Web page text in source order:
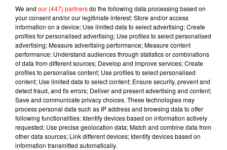
Cet élément est masqué compte-tenu du refus du
dépôt de cookies que vous avez exprimé. Si vous
souhaitez l'afficher, merci de nous donner votre accord
en cliquant sur le bouton ci-dessous.
Afficher l'élément
Wish - Asha et la bonne étoile •De Chris Buck, Fawn
Veerasunthorn… • Avec les voix en VF de Lambert Wilson,
Gérard Darmon, Isabelle Adjani… • Sortie le 22 novembre
2023
We and our (447) partnersdo the following data processing based on
your consent and/or our legitimate interest: Store and/or access
information on a device; Use limited data to select advertising; Create
profiles for personalised advertising; Use profiles to select personalised
advertising; Measure advertising performance; Measure content
performance; Understand audiences through statistics or combinations
of data from different sources; Develop and improve services; Create
profiles to personalise content; Use profiles to select personalised
content; Use limited data to select content; Ensure security, prevent and
detect fraud, and fix errors; Deliver and present advertising and content;
Save and communicate privacy choices. These technologies may
process personal data such as IP address and browsing data to offer
following functionalities: Identify devices based on information actively
requested; Use precise geolocation data; Match and combine data from
other data sources; Link different devices; Identify devices based on
information transmitted automatically.